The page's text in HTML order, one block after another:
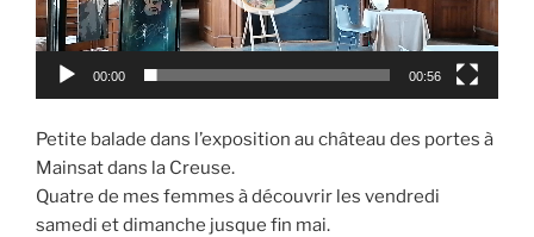
00:00 00:56
Petite balade dans l’exposition au château des portes à
Mainsat dans la Creuse.
Quatre de mes femmes à découvrir les vendredi
samedi et dimanche jusque fin mai.